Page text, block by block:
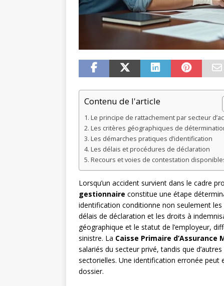
Contenu de l'article
Le principe de rattachement par secteur
Les critères géographiques de
Les démarches pratiques d’identification
Les délais et procédures de déclaration
Recours et voies de contestation
Lorsqu’un accident survient dans le cadre
gestionnaire constitue une étape
identification conditionne non seulement
délais de déclaration et les droits à
géographique et le statut de l’employeur,
sinistre. La Caisse Primaire d’Assurance
salariés du secteur privé, tandis que
sectorielles. Une identification erronée
dossier.